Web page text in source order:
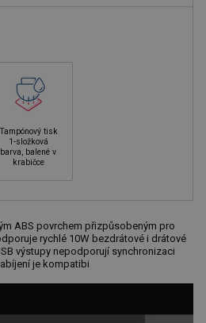
Tampónový tisk
1-složková
barva, balené v
krabičce
ABS povrchem přizpůsobeným pro
rychlé 10W bezdrátové i drátové
výstupy nepodporují synchronizaci
je kompatibi